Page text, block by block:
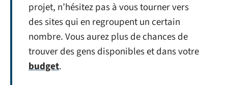
projet, n’hésitez pas à vous tourner vers
des sites qui en regroupent un certain
nombre. Vous aurez plus de chances de
trouver des gens disponibles et dans votre
budget.